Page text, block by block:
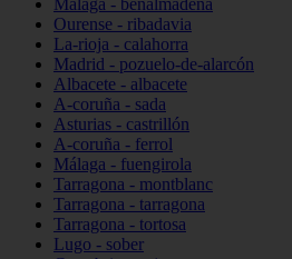
Málaga - benalmádena
Ourense - ribadavia
La-rioja - calahorra
Madrid - pozuelo-de-alarcón
Albacete - albacete
A-coruña - sada
Asturias - castrillón
A-coruña - ferrol
Málaga - fuengirola
Tarragona - montblanc
Tarragona - tarragona
Tarragona - tortosa
Lugo - sober